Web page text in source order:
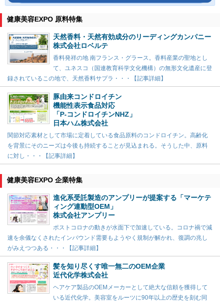
健康美容EXPO 原料特集
天然香料・天然有効成分のリーディングカンパニー
株式会社ロベルテ
香料発祥の地 南フランス・グラース。香料産業の聖地とし
て、ユネスコ（国連教育科学文化機構）の無形文化遺産に登
録されているこの地で、天然香料サプラ・・・【記事詳細】
豚由来コンドロイチン
機能性表示食品対応
「P-コンドロイチンNHZ」
日本ハム株式会社
関節対応素材として市場に定着している食品原料のコンドロイチン。高齢化
を背景にそのニーズは今後も持続することが見込まれる。そうした中、原料
に対し・・・【記事詳細】
健康美容EXPO 企業特集
進化系受託製造のアンプリーが提案する「マーケテ
ィング連動型OEM」
株式会社アンプリー
ポストコロナの動きが水面下で加速している。コロナ禍で減
速を余儀なくされたインバウンド需要もようやく規制が解かれ、復調の兆し
がみえつつある・・・【記事詳細】
髪を知り尽くす唯一無二のOEM企業
近代化学株式会社
ヘアケア製品のOEMメーカーとして絶大な信頼を獲得して
いる近代化学。美容室をルーツに90年以上の歴史を刻む同